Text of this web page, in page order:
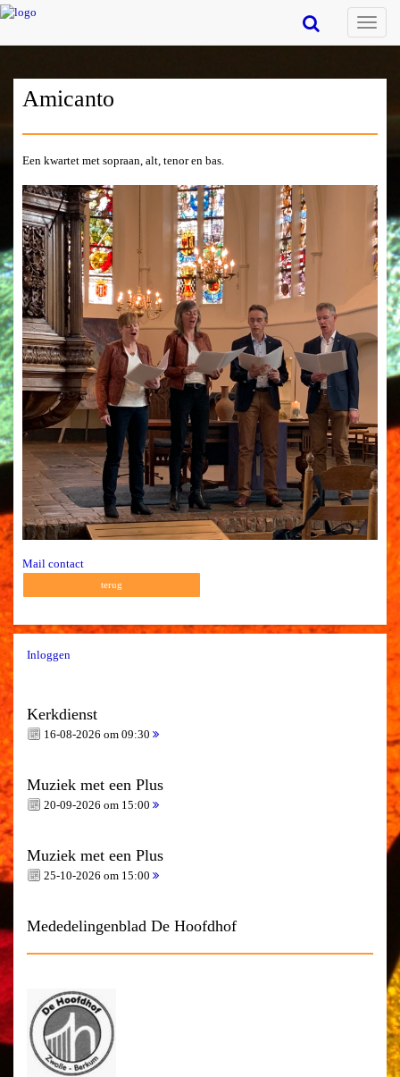
Toggle
Amicanto
Een kwartet met sopraan, alt, tenor en bas.
Mail contact
terug
Inloggen
Kerkdienst
16-08-2026 om 09:30
Muziek met een Plus
20-09-2026 om 15:00
Muziek met een Plus
25-10-2026 om 15:00
Mededelingenblad De Hoofdhof